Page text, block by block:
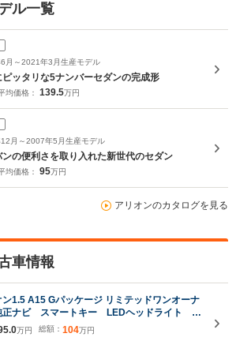
ル一覧
月～2021年3月生産モデル
ピッタリな5ナンバーセダンの完成形
均価格： 139.5万円
月～2007年5月生産モデル
ンの便利さを取り入れた新世代のセダン
均価格： 95万円
アリオンのカタログを見る
車情報
ン1.5 A15 Gパッケージ リミテッドワンオーナ
ナビ スマートキー LEDヘッドライト フ
フォグ
万円
総額： 104万円